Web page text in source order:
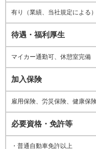
有り（業績、当社規定による）
待遇・福利厚生
マイカー通勤可、休憩室完備
加入保険
雇用保険、労災保険、健康保
必要資格・免許等
・普通自動車免許以上